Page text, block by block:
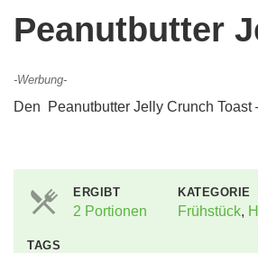
Peanutbutter
-Werbung-
Den Peanutbutter Jelly Crunch
ERGIBT
2 Portionen
KATEGORIE
Frühstück,
TAGS